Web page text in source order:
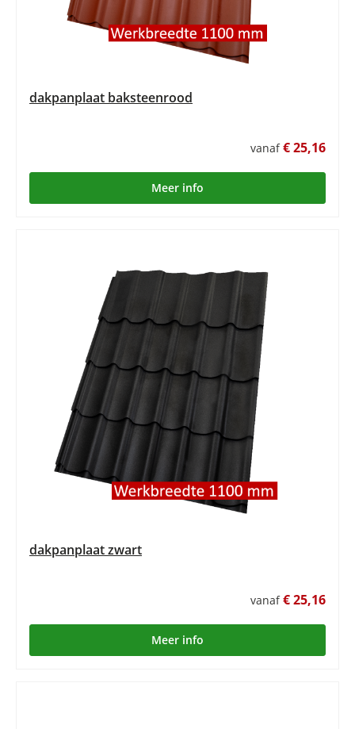
dakpanplaat baksteenrood
vanaf€ 25,16
Meer info
dakpanplaat zwart
vanaf€ 25,16
Meer info